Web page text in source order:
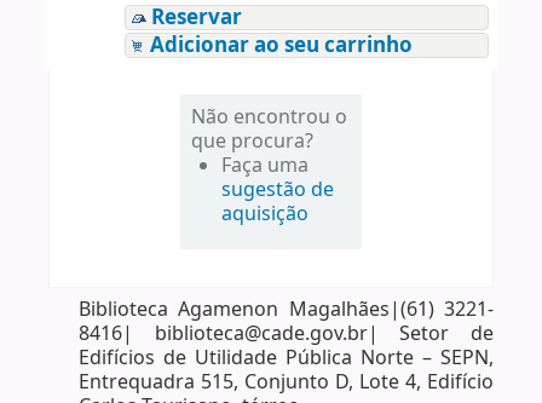
Reservar
Adicionar ao seu carrinho
Não encontrou o
que procura?
Faça uma
sugestão de
aquisição
Biblioteca Agamenon Magalhães|(61) 3221-
8416| biblioteca@cade.gov.br| Setor de
Edifícios de Utilidade Pública Norte – SEPN,
Entrequadra 515, Conjunto D, Lote 4, Edifício